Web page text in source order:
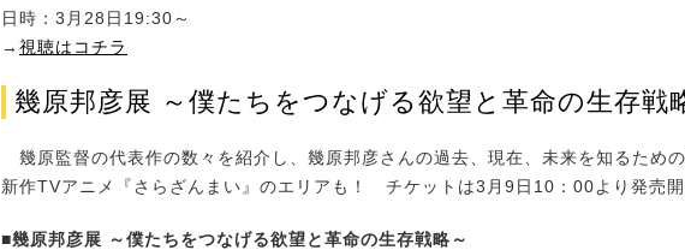
日時：3月28日19:30～
→ 視聴はコチラ
幾原邦彦展 ～僕たちをつなげる欲望と革命の生存戦
幾原監督の代表作の数々を紹介し、幾原邦彦さんの過去、現在、未来を知るため
新作TVアニメ『さらざんまい』のエリアも！ チケットは3月9日10：00より発売開
■幾原邦彦展 ～僕たちをつなげる欲望と革命の生存戦略～